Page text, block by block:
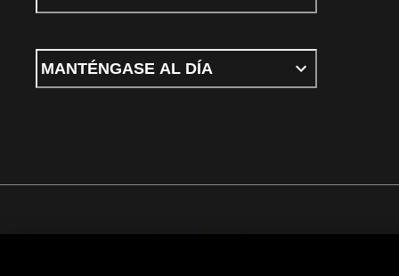
MANTÉNGASE AL DÍA
Términos y condiciones Política de PrivacidadConfigurador de cookies